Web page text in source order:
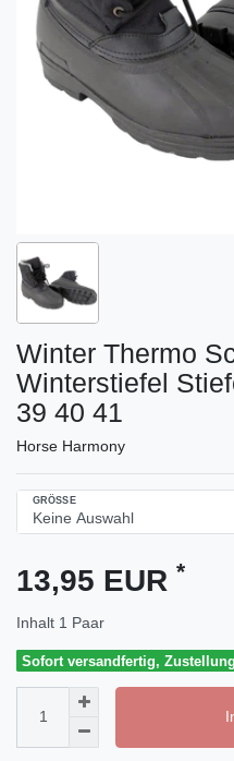
Winter Thermo
Winterstiefel
39 40 41
Horse Harmony
GRÖSSE
13,95 EUR *
Inhalt 1 Paar
Sofort versandfertig,